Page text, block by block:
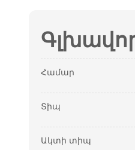
Համար
Տիպ
Ակտի տիպ